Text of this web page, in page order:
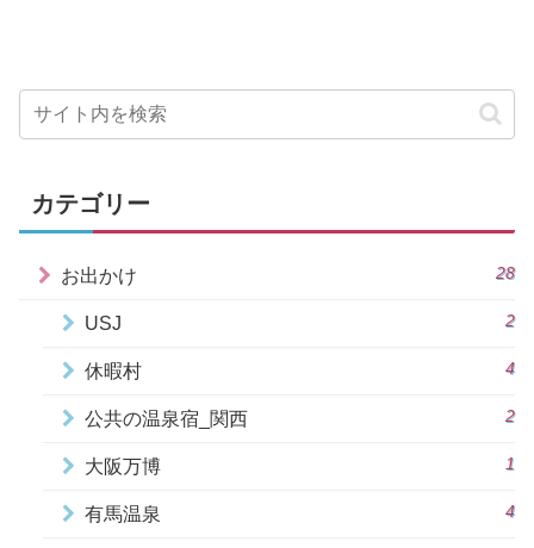
カテゴリー
お出かけ 28
USJ 2
休暇村 4
公共の温泉宿_関西 2
大阪万博 1
有馬温泉 4